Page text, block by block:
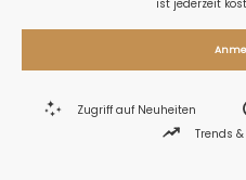
ist jederzeit
Zugriff auf Neuheiten
Trends